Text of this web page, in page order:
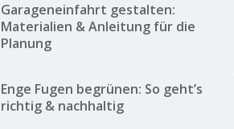
Garageneinfahrt gestalten:
Materialien & Anleitung für die
Planung
Enge Fugen begrünen: So geht’s
richtig & nachhaltig